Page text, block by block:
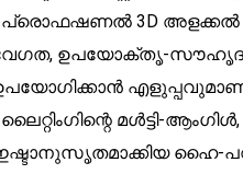
പ്രൊഫഷണൽ 3D അളക്കൽ
ഉപയോക്തൃ-സൗഹൃദ
ലൈറ്റിംഗിന്റെ മൾട്ടി-
ഹൈ-